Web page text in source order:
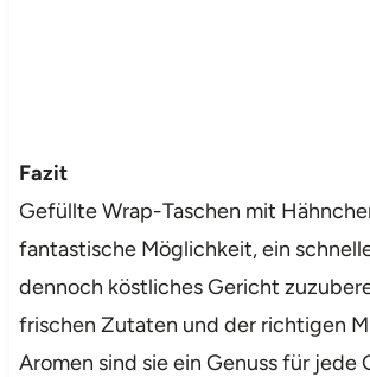
Fazit
Gefüllte Wrap-Taschen mit
fantastische Möglichkeit, ein
dennoch köstliches Gericht
frischen Zutaten und der richtigen
Aromen sind sie ein Genuss für jede